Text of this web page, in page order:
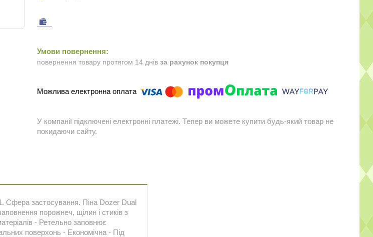
повернення товару протягом 14 днів за рахунок покупця
У компанії підключені електронні платежі. Тепер ви можете купити будь-який товар не
покидаючи сайту.
Сфера застосування. Піна Dozer Dual
порожнеч, щілин і стиків з
- Ретельно заповнює
поверхонь - Економічна - Під